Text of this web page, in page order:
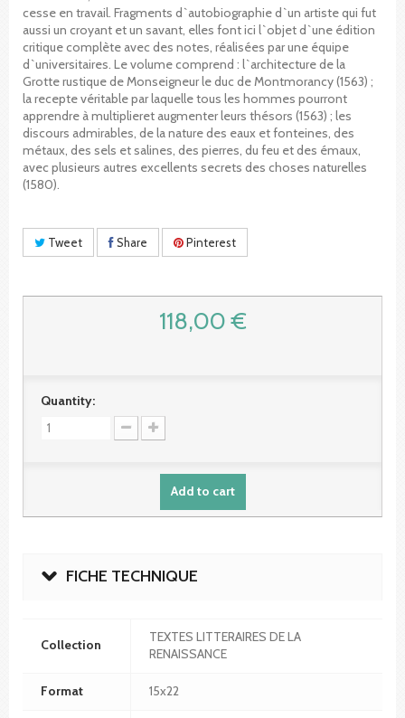
cesse en travail. Fragments d`autobiographie d`un artiste qui fut
aussi un croyant et un savant, elles font ici l`objet d`une édition
critique complète avec des notes, réalisées par une équipe
d`universitaires. Le volume comprend : l`architecture de la
Grotte rustique de Monseigneur le duc de Montmorancy (1563) ;
la recepte véritable par laquelle tous les hommes pourront
apprendre à multiplieret augmenter leurs thésors (1563) ; les
discours admirables, de la nature des eaux et fonteines, des
métaux, des sels et salines, des pierres, du feu et des émaux,
avec plusieurs autres excellents secrets des choses naturelles
(1580).
Tweet Share Pinterest
118,00 €
Quantity:
Add to cart
FICHE TECHNIQUE
Collection
TEXTES LITTERAIRES DE LA
RENAISSANCE
Format 15x22